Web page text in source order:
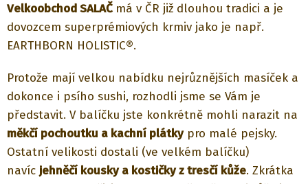
Velkoobchod SALAČ má v ČR již dlouhou tradici a je
dovozcem superprémiových krmiv jako je např.
EARTHBORN HOLISTIC®.
Protože mají velkou nabídku nejrůznějších masíček a
dokonce i psího sushi, rozhodli jsme se Vám je
představit. V balíčku jste konkrétně mohli narazit na
měkčí pochoutku a kachní plátkypro malé pejsky.
Ostatní velikosti dostali (ve velkém balíčku)
navíc jehněčí kousky a kostičky z tresčí kůže. Zkrátka